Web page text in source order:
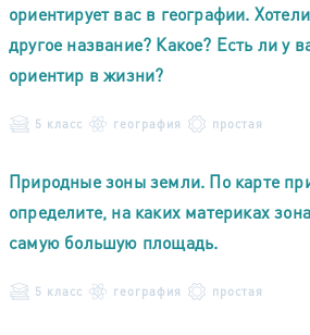
ориентирует вас в географии.
другое название? Какое? Есть ли у
ориентир в жизни?
5 класс география простая
Природные зоны земли. По карте
определите, на каких материках
самую большую площадь.
5 класс география простая